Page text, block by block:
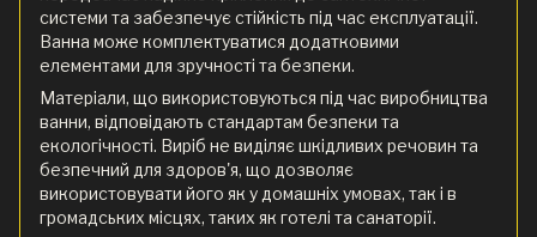
системи та забезпечує стійкість під час експлуатації.
Ванна може комплектуватися додатковими
елементами для зручності та безпеки.
Матеріали, що використовуються під час виробництва
ванни, відповідають стандартам безпеки та
екологічності. Виріб не виділяє шкідливих речовин та
безпечний для здоров'я, що дозволяє
використовувати його як у домашніх умовах, так і в
громадських місцях, таких як готелі та санаторії.